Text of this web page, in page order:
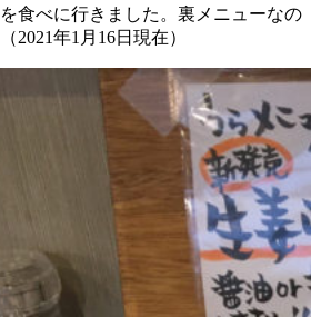
食べに行きました。裏メニューなの
2021年1月16日現在）